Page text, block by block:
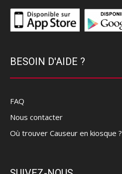
BESOIN D'AIDE ?
FAQ
Nous contacter
Où trouver Causeur en kiosque ?